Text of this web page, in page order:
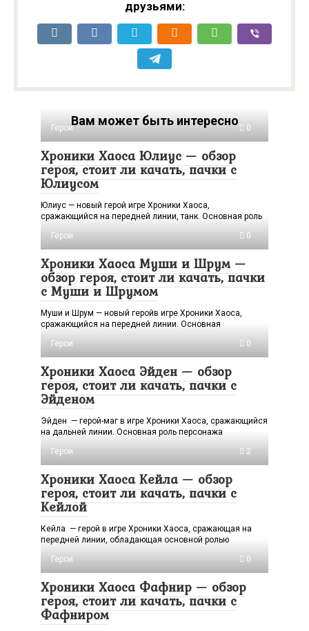
друзьями:
Вам может быть интересно
Герои 0
Хроники Хаоса Юлиус — обзор
героя, стоит ли качать, пачки с
Юлиусом
Юлиус — новый герой игре Хроники Хаоса,
сражающийся на передней линии, танк. Основная роль
Герои
0
Хроники Хаоса Муши и Шрум —
обзор героя, стоит ли качать, пачки
с Муши и Шрумом
Муши и Шрум — новый геройв игре Хроники Хаоса,
сражающийся на передней линии. Основная
Герои
0
Хроники Хаоса Эйден — обзор
героя, стоит ли качать, пачки с
Эйденом
Эйден — герой-маг в игре Хроники Хаоса, сражающийся
на дальней линии. Основная роль персонажа
Герои
2
Хроники Хаоса Кейла — обзор
героя, стоит ли качать, пачки с
Кейлой
Кейла — герой в игре Хроники Хаоса, сражающая на
передней линии, обладающая основной ролью
Герои
0
Хроники Хаоса Фафнир — обзор
героя, стоит ли качать, пачки с
Фафниром